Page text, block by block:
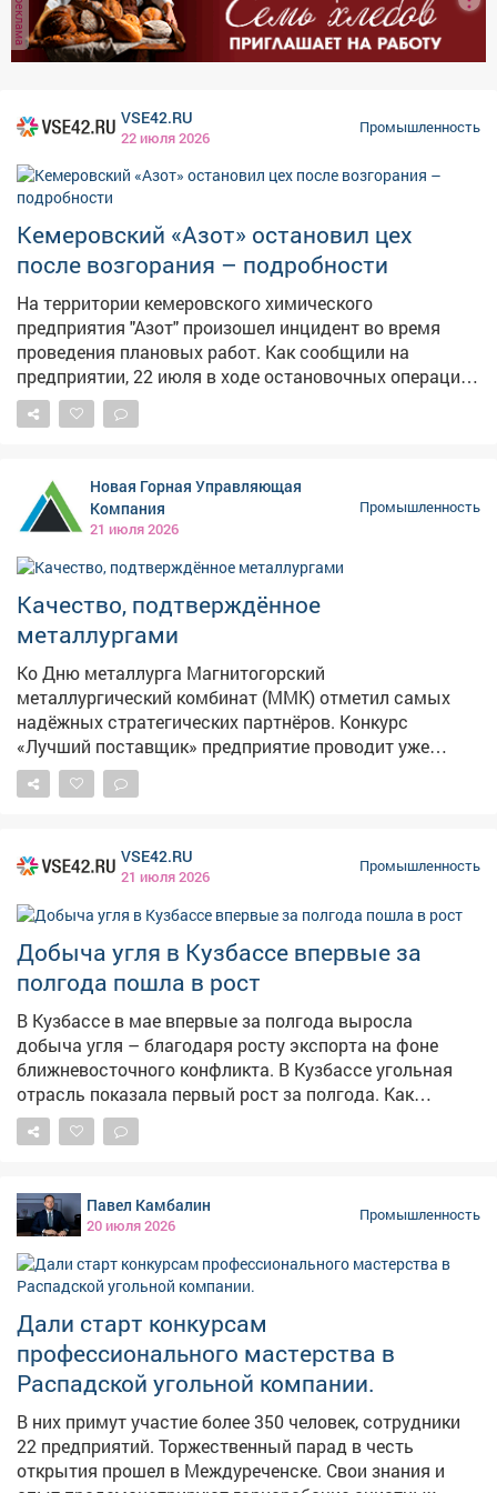
оказаться в зоне риска. Материалы по ряду
нарушений уже переданы в суд для принятия
дальнейших решений. Фото: freepik.com
мебельной отраслей страны. Проектная мощность -
до 450 тысяч кубометров древесно-стружечных плит.
Ввод предприятия в эксплуатацию запланирован на
реклама
VSE42.RU
22 июля 2026
Промышленность
Кемеровский «Азот» остановил цех
после возгорания – подробности
На территории кемеровского химического
предприятия "Азот" произошел инцидент во время
проведения плановых работ. Как сообщили на
предприятии, 22 июля в ходе остановочных операций
для проведения капитального ремонта цеха
аммиака-2 был зафиксирован пропуск азотно-
устранили пропуск. Цех был остановлен в штатном
режиме. Отмечается, что ситуация не повлияла на
производства нет, пострадавших тоже нет.
Новая Горная Управляющая
Компания
21 июля 2026
Промышленность
Качество, подтверждённое
металлургами
Ко Дню металлурга Магнитогорский
металлургический комбинат (ММК) отметил самых
надёжных стратегических партнёров. Конкурс
«Лучший поставщик» предприятие проводит уже
десятый раз. В этом году Новая Горная вновь среди
победителей. Наша компания получила награду в
важных компонентов при изготовлении
подтверждает безупречное качество нашей угольной
продукции, чёткое соблюдение сроков поставок и
надёжность компании. Рады вносить свой вклад в
развитие металлургии и успех ММК! Благодарим за
сотрудничество и высокую оценку нашей работы. 📲
Приглашаем подписаться на Новую Горную в МАХ:
https://max.ru/id4217055884_biz
VSE42.RU
21 июля 2026
Промышленность
Добыча угля в Кузбассе впервые за
полгода пошла в рост
В Кузбассе в мае впервые за полгода выросла
добыча угля – благодаря росту экспорта на фоне
ближневосточного конфликта. В Кузбассе угольная
отрасль показала первый рост за полгода. Как
сообщает ТАСС со ссылкой на июльский доклад Банка
России, в мае 2026 года добыча угля в Кемеровской
выросла в годовом выражении. По данным ЦБ,
положительная динамика связана с наращиванием
экспортных поставок на фоне ближневосточного
конфликта и продолжающегося роста спроса и цен на
энергоносители. Экспорт угля из Кузбасса в мае
ускорился до почти 20% год к году после 13,5% в
предыдущие два месяца. В целом по Сибирскому
федеральному округу годовые темпы добычи угля
выросли после шести месяцев снижения. В докладе
также отмечается, что сокращение добычи в
отдельных сибирских регионах связано с
логистическими проблемами. Например, крупное
предприятие в Бурятии из-за нехватки вагонов
Павел Камбалин
20 июля 2026
Промышленность
Дали старт конкурсам
профессионального мастерства в
Распадской угольной компании.
В них примут участие более 350 человек, сотрудники
22 предприятий. Торжественный парад в честь
открытия прошел в Междуреченске. Свои знания и